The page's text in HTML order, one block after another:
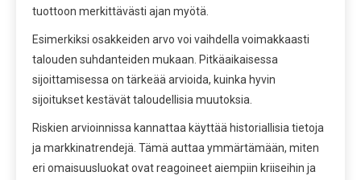
tuottoon merkittävästi ajan myötä.
Esimerkiksi osakkeiden arvo voi vaihdella voimakkaasti
talouden suhdanteiden mukaan. Pitkäaikaisessa
sijoittamisessa on tärkeää arvioida, kuinka hyvin
sijoitukset kestävät taloudellisia muutoksia.
Riskien arvioinnissa kannattaa käyttää historiallisia tietoja
ja markkinatrendejä. Tämä auttaa ymmärtämään, miten
eri omaisuusluokat ovat reagoineet aiempiin kriiseihin ja